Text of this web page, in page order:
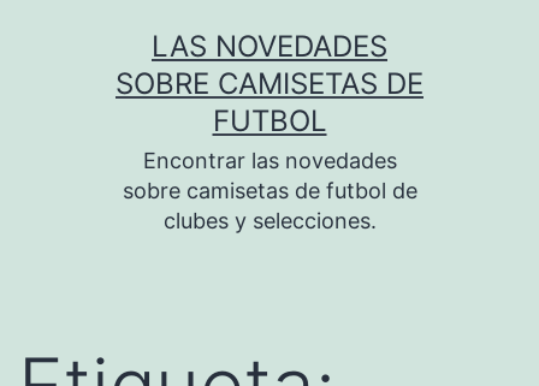
LAS NOVEDADES
SOBRE CAMISETAS DE
FUTBOL
Encontrar las novedades
sobre camisetas de futbol de
clubes y selecciones.